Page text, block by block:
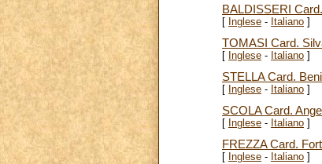
BALDISSERI
[ Inglese - Italiano ]
TOMASI Card.
[ Inglese - Italiano ]
STELLA Card.
[ Inglese - Italiano ]
SCOLA Card.
[ Inglese - Italiano ]
FREZZA Card.
[ Inglese - Italiano ]